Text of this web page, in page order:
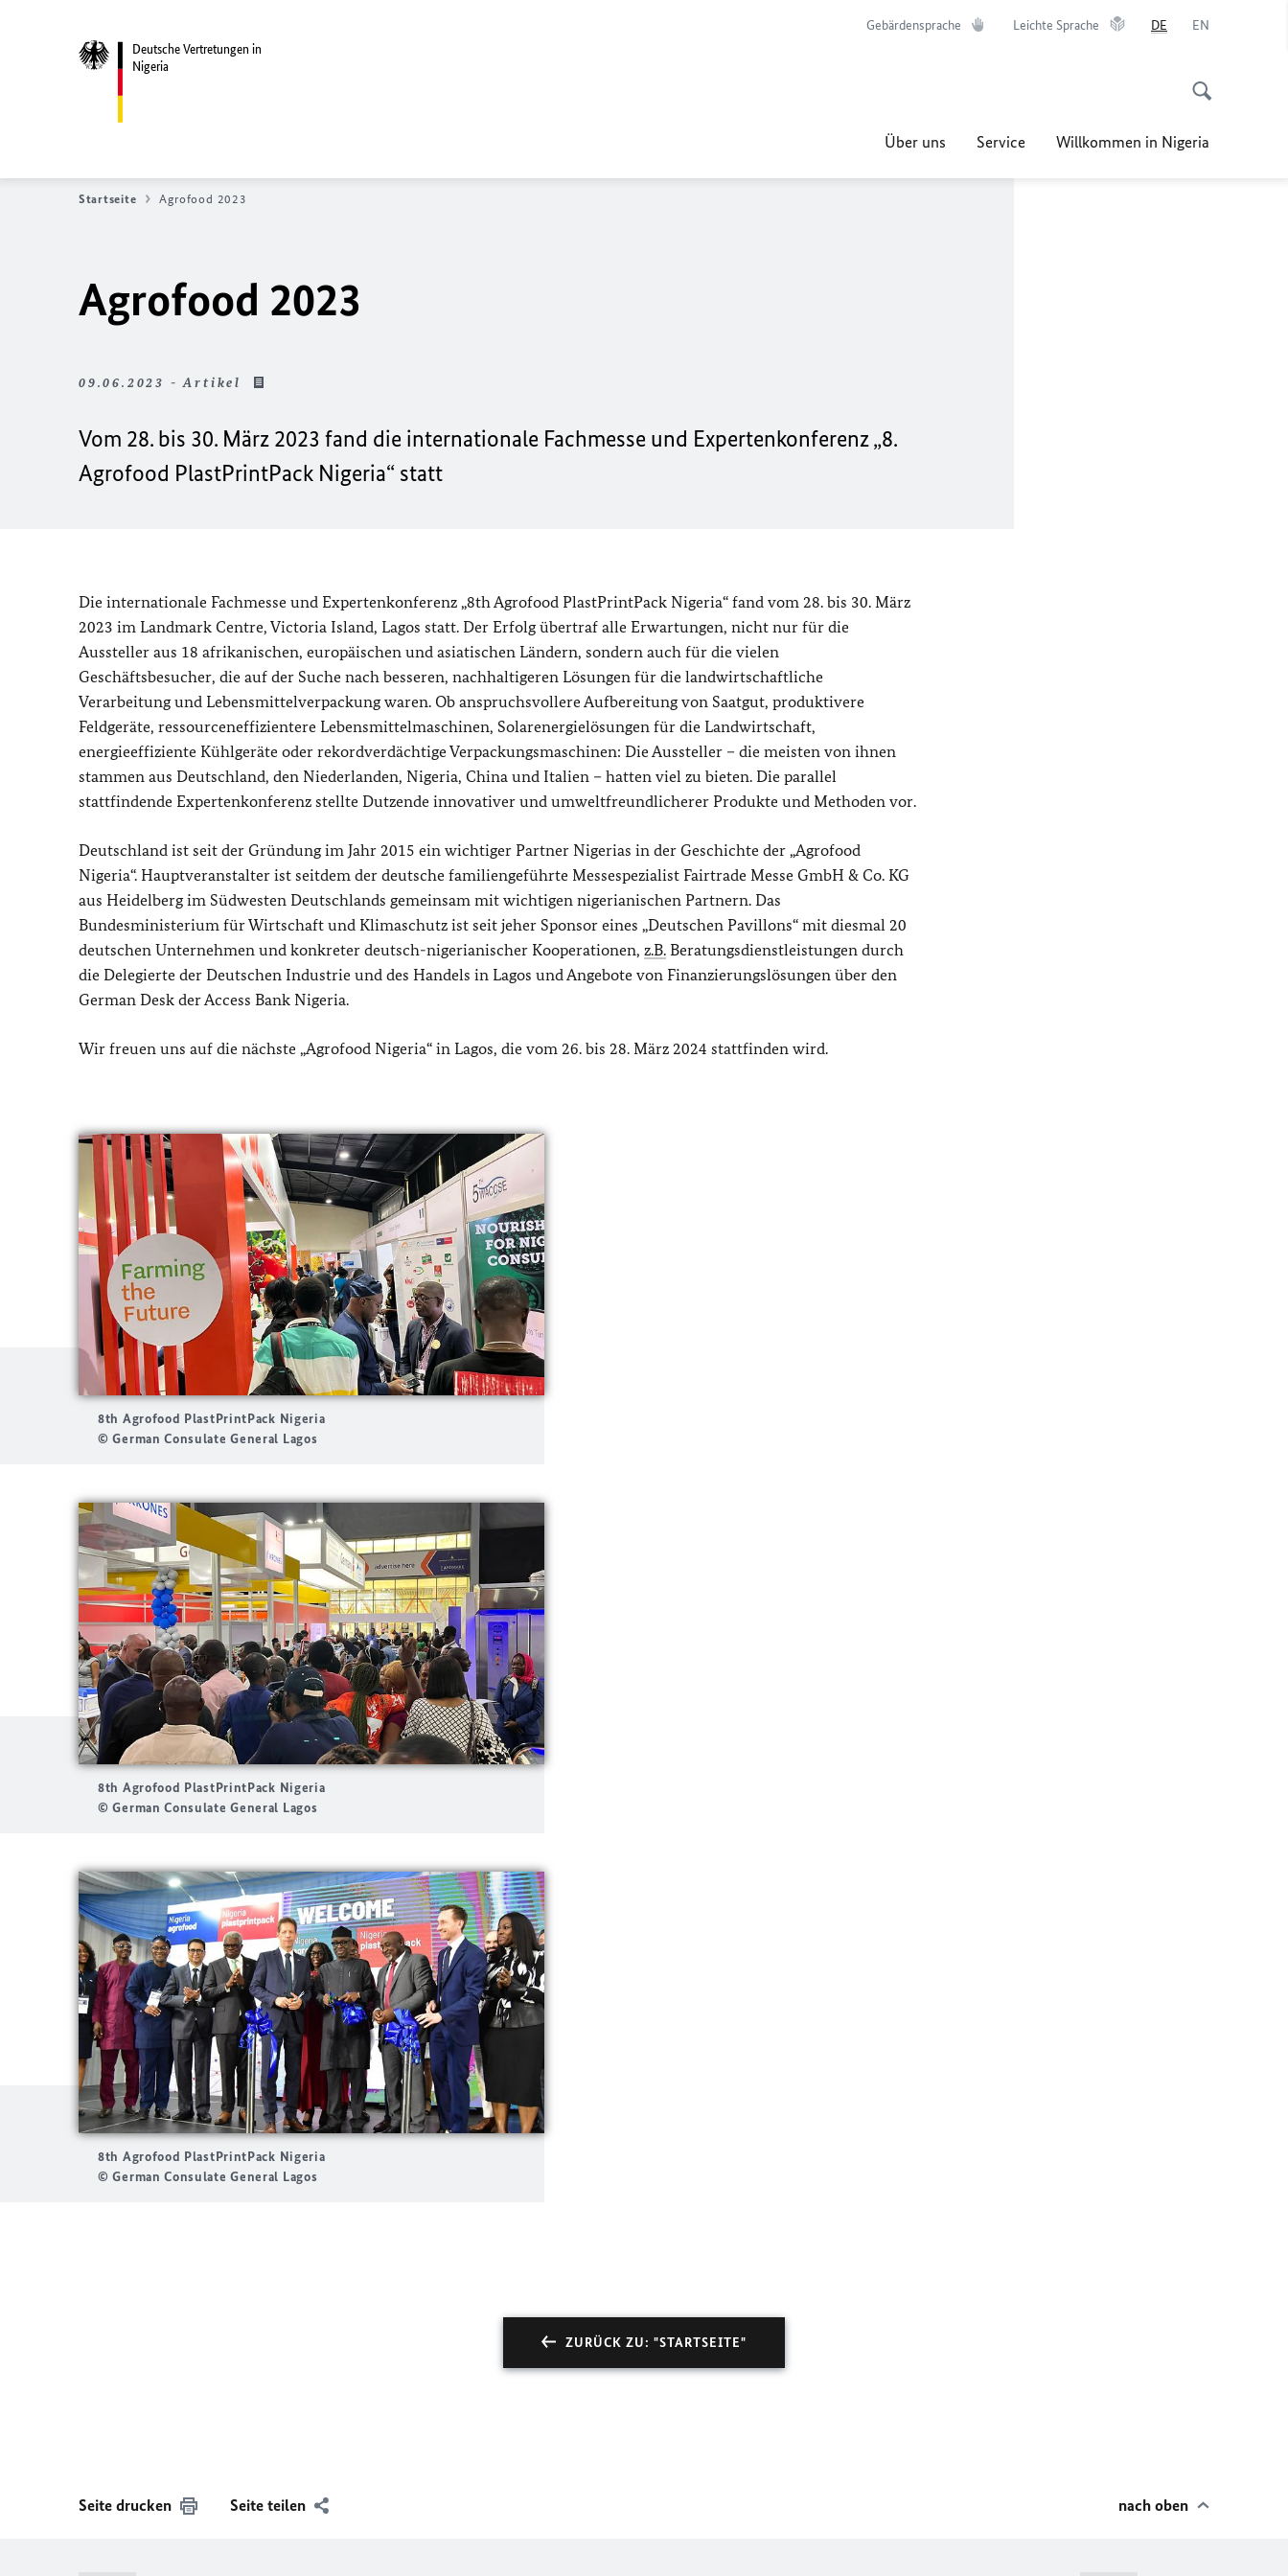
Deutsche Vertretungen in
Nigeria
Gebärdensprache Leichte Sprache DE EN
Über uns Service Willkommen in Nigeria
Startseite Agrofood 2023
Agrofood 2023
09.06.2023 - Artikel
Vom 28. bis 30. März 2023 fand die internationale Fachmesse und Expertenkonferenz „8.
Agrofood PlastPrintPack Nigeria“ statt
Die internationale Fachmesse und Expertenkonferenz „8th Agrofood PlastPrintPack Nigeria“ fand vom 28. bis 30. März
2023 im Landmark Centre, Victoria Island, Lagos statt. Der Erfolg übertraf alle Erwartungen, nicht nur für die
Aussteller aus 18 afrikanischen, europäischen und asiatischen Ländern, sondern auch für die vielen
Geschäftsbesucher, die auf der Suche nach besseren, nachhaltigeren Lösungen für die landwirtschaftliche
Verarbeitung und Lebensmittelverpackung waren. Ob anspruchsvollere Aufbereitung von Saatgut, produktivere
Feldgeräte, ressourceneffizientere Lebensmittelmaschinen, Solarenergielösungen für die Landwirtschaft,
energieeffiziente Kühlgeräte oder rekordverdächtige Verpackungsmaschinen: Die Aussteller – die meisten von ihnen
stammen aus Deutschland, den Niederlanden, Nigeria, China und Italien – hatten viel zu bieten. Die parallel
stattfindende Expertenkonferenz stellte Dutzende innovativer und umweltfreundlicherer Produkte und Methoden vor.
Deutschland ist seit der Gründung im Jahr 2015 ein wichtiger Partner Nigerias in der Geschichte der „Agrofood
Nigeria“. Hauptveranstalter ist seitdem der deutsche familiengeführte Messespezialist Fairtrade Messe GmbH & Co. KG
aus Heidelberg im Südwesten Deutschlands gemeinsam mit wichtigen nigerianischen Partnern. Das
Bundesministerium für Wirtschaft und Klimaschutz ist seit jeher Sponsor eines „Deutschen Pavillons“ mit diesmal 20
deutschen Unternehmen und konkreter deutsch-nigerianischer Kooperationen, z.B. Beratungsdienstleistungen durch
die Delegierte der Deutschen Industrie und des Handels in Lagos und Angebote von Finanzierungslösungen über den
German Desk der Access Bank Nigeria.
Wir freuen uns auf die nächste „Agrofood Nigeria“ in Lagos, die vom 26. bis 28. März 2024 stattfinden wird.
8th Agrofood PlastPrintPack Nigeria
© German Consulate General Lagos
8th Agrofood PlastPrintPack Nigeria
© German Consulate General Lagos
8th Agrofood PlastPrintPack Nigeria
© German Consulate General Lagos
ZURÜCK ZU: "STARTSEITE"
Seite drucken Seite teilen nach oben